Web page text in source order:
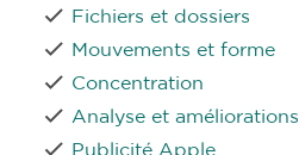
Fichiers et dossiers
Mouvements et forme
Concentration
Analyse et améliorations
Publicité Apple